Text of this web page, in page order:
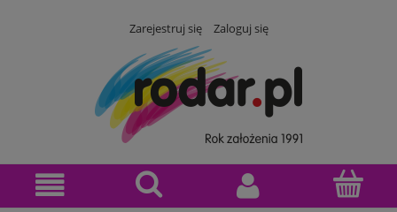
Zarejestruj się Zaloguj się